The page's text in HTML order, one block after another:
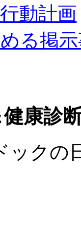
動計画
る掲
健康診
ックの